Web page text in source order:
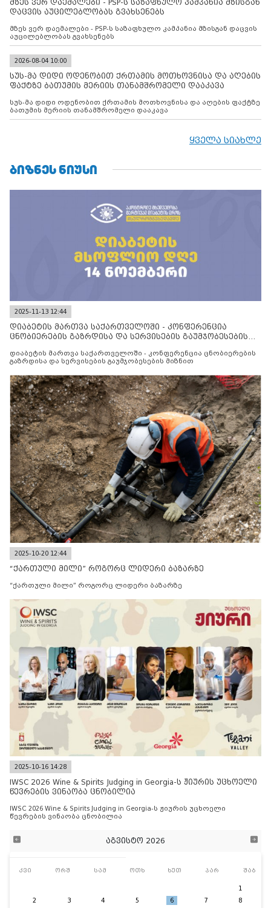
მზეს ვერ დაემალები - PSP-ს საზაფხულო კამპანია მზისგან
დაცვის აუცილებლობას გვახსენებს
მზეს ვერ დაემალები - PSP-ს საზაფხულო კამპანია მზისგან დაცვის
აუცილებლობას გვახსენებს
2026-08-04 10:00
სუს-მა დიდი ოდენობით ქრთამის მოთხოვნისა და აღების
ფაქტზე ბათუმის მერიის თანამშრომელი დააკავა
სუს-მა დიდი ოდენობით ქრთამის მოთხოვნისა და აღების ფაქტზე
ბათუმის მერიის თანამშრომელი დააკავა
ყველა სიახლე
ᲑᲘᲖᲜᲔᲡ ᲜᲘᲣᲡᲘ
2025-11-13 12:44
დიაბეტის მართვა საქართველოში - კონფერენცია
ცნობიერების გაზრდისა და სერვისების გაუმჯობესების
დიაბეტის მართვა საქართველოში - კონფერენცია ცნობიერების
გაზრდისა და სერვისების გაუმჯობესების მიზნით
2025-10-20 12:44
“ქართული მილი” როგორც ლიდერი ბაზარზე
“ქართული მილი” როგორც ლიდერი ბაზარზე
2025-10-16 14:28
IWSC 2026 Wine & Spirits Judging in Georgia-ს ჟიურის უცხოელი
წევრების ვინაობა ცნობილია
IWSC 2026 Wine & Spirits Judging in Georgia-ს ჟიურის უცხოელი
წევრების ვინაობა ცნობილია
აგვისტო 2026
კვი ორშ სამ ოთხ ხუთ პარ შაბ
1
2
3 4 5 6 7
8